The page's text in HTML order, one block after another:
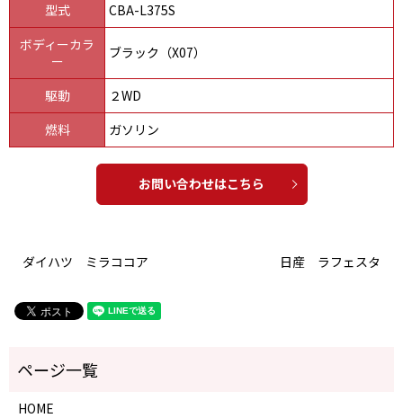
型式
CBA-L375S
ボディーカラ
ー
ブラック（X07）
駆動
２WD
燃料
ガソリン
お問い合わせはこちら
ダイハツ ミラココア 日産 ラフェスタ
HOME